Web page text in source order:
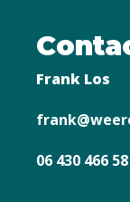
Frank Los
06 430 466 58